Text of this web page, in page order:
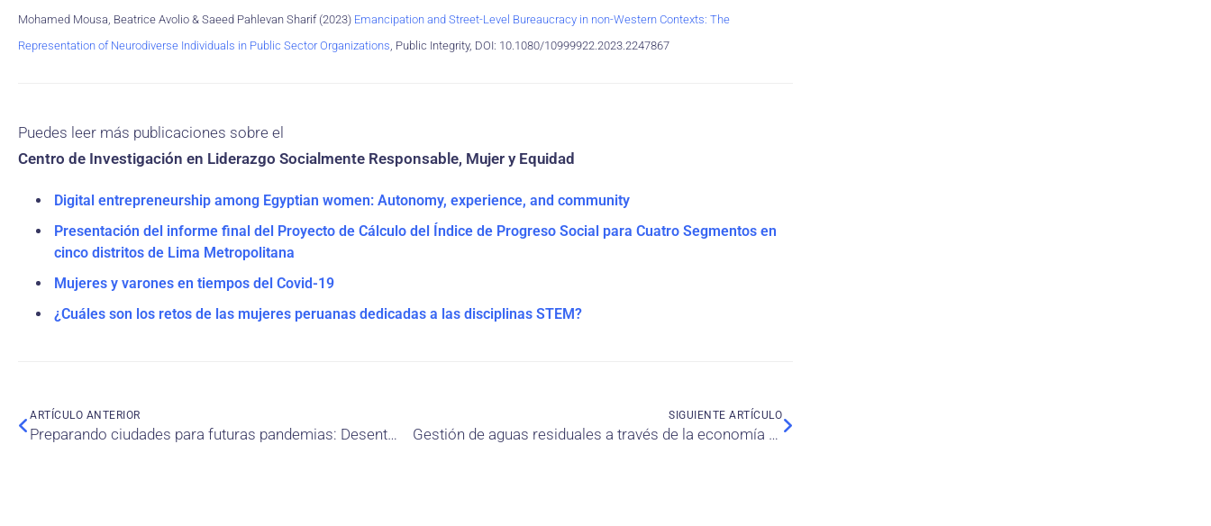
Mohamed Mousa, Beatrice Avolio & Saeed Pahlevan Sharif (2023) Emancipation and Street-Level Bureaucracy in non-Western Contexts: The
Representation of Neurodiverse Individuals in Public Sector Organizations, Public Integrity, DOI: 10.1080/10999922.2023.2247867
Puedes leer más publicaciones sobre el
Centro de Investigación en Liderazgo Socialmente Responsable, Mujer y Equidad
Digital entrepreneurship among Egyptian women: Autonomy, experience, and community
Presentación del informe final del Proyecto de Cálculo del Índice de Progreso Social para Cuatro Segmentos en
cinco distritos de Lima Metropolitana
Mujeres y varones en tiempos del Covid-19
¿Cuáles son los retos de las mujeres peruanas dedicadas a las disciplinas STEM?
ARTÍCULO ANTERIOR
Preparando ciudades para futuras pandemias: Desentrañando la influencia de variables urbanas y habitacionales en la incidencia del Covid-19 en Santiago de Chile
SIGUIENTE ARTÍCULO
Gestión de aguas residuales a través de la economía circular: Un camino hacia los negocios sostenibles y la protección ambiental